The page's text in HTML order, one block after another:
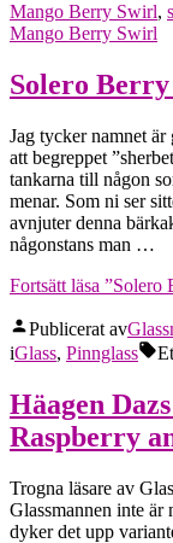
Mango Berry Swirl,
Mango Berry Swirl
Solero
Jag tycker namnet
att begreppet
tankarna till någon
menar. Som ni ser
avnjuter denna
någonstans man …
Fortsätt läsa ”Solero
Publicerat av
iGlass, Pinnglass
Häagen
Raspberry
Trogna läsare av
Glassmannen inte är
dyker det upp